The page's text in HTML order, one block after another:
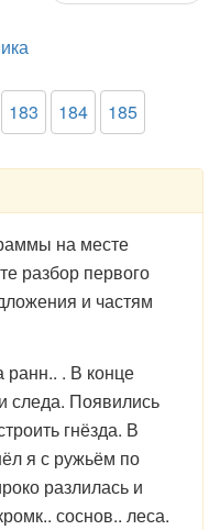
183 184 185
на месте
разбор первого
и частям
. В конце
следа. Появились
гнёзда. В
я с ружьём по
разлилась и
соснов.. леса.